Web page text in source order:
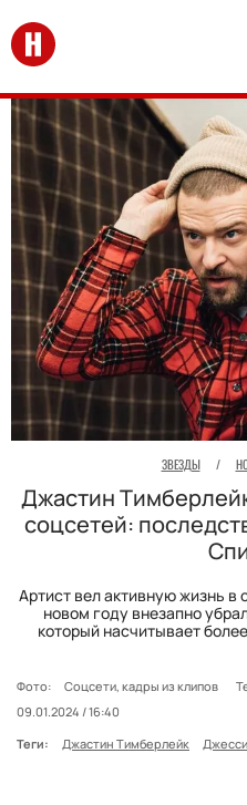
Перейти на главную
ЗВЕЗДЫ /
Джастин
соцсетей:
Артист вел активную жизнь в
новом году внезапно
который насчитывает
Фото: Соцсети, кадры из клипов
09.01.2024 / 16:40
Теги:
Джастин Тимберлейк